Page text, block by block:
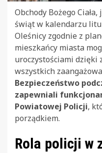
Obchody Bożego
świąt w kalendarzu
Oleśnicy zgodnie z
mieszkańcy miasta
uroczystościami dzięki
wszystkich
Bezpieczeństwo
zapewniali
Powiatowej Policji,
porządkiem.
Rola policji w